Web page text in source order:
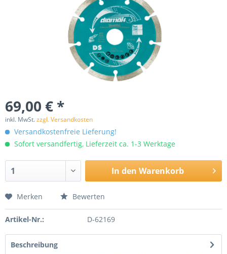
69,00 € *
inkl. MwSt.zzgl. Versandkosten
Versandkostenfreie Lieferung!
Sofort versandfertig, Lieferzeit ca. 1-3 Werktage
In den Warenkorb
Merken Bewerten
Artikel-Nr.: D-62169
Beschreibung